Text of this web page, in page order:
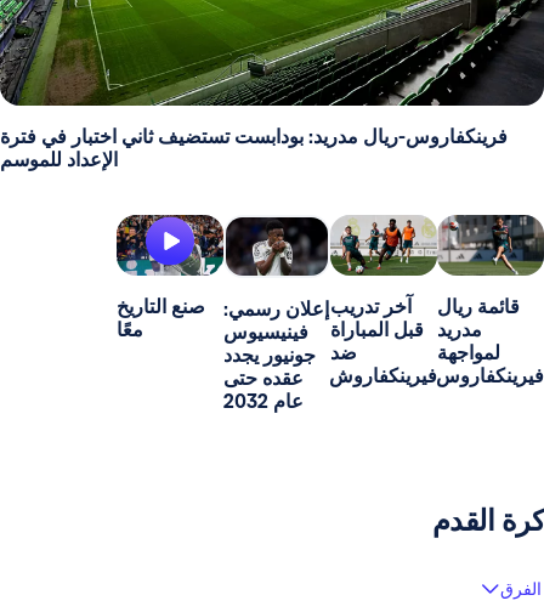
فرينكفاروس-ريال مدريد: بودابست تستضيف ثاني اختبار في فترة
الإعداد للموسم
قائمة ريال
مدريد
لمواجهة
فيرينكفاروس
آخر تدريب
قبل المباراة
ضد
فيرينكفاروش
إعلان رسمي:
فينيسيوس
جونيور يجدد
عقده حتى
عام 2032
صنع التاريخ
معًا
كرة القدم